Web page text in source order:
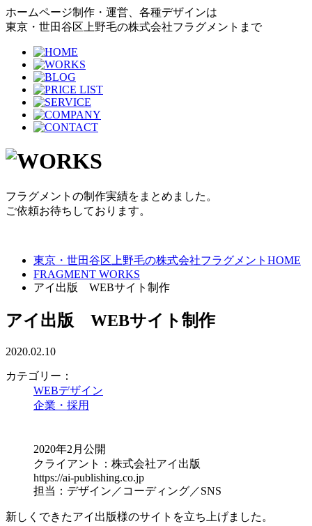
ホームページ制作・運営、各種デザインは
東京・世田谷区上野毛の株式会社フラグメントまで
フラグメントの制作実績をまとめました。
ご依頼お待ちしております。
東京・世田谷区上野毛の株式会社フラグメントHOME
FRAGMENT WORKS
アイ出版 WEBサイト制作
アイ出版 WEBサイト制作
2020.02.10
カテゴリー：
WEBデザイン
企業・採用
2020年2月公開
クライアント：株式会社アイ出版
https://ai-publishing.co.jp
担当：デザイン／コーディング／SNS
新しくできたアイ出版様のサイトを立ち上げました。